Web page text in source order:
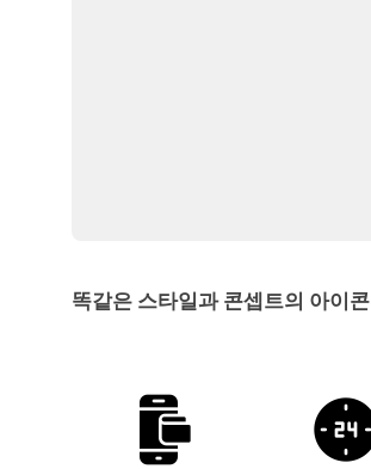
똑같은 스타일과 콘셉트의 아이콘